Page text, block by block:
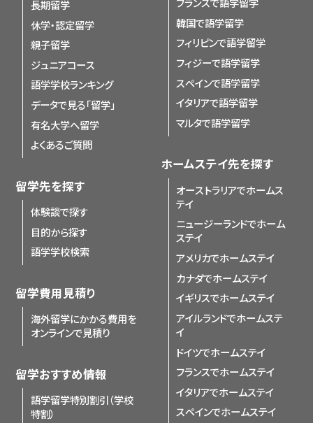
長期留学
休学・認定留学
親子留学
ジュニアコース
語学学校ランキング
データで見る「留学」
有名大学へ留学
よくあるご質問
留学先を探す
体験談で探す
目的から探す
語学学校検索
留学費用見積り
海外留学にかかる費用を
オンラインで見積り
留学おすすめ情報
語学留学特別割引（学校
特割）
韓国で語学留学
フィリピンで語学留学
フィジーで語学留学
スペインで語学留学
イタリアで語学留学
マルタで語学留学
ホームステイ先を探す
オーストラリアでホームス
テイ
ニュージーランドでホーム
ステイ
アメリカでホームステイ
カナダでホームステイ
イギリスでホームステイ
アイルランドでホームステ
イ
ドイツでホームステイ
フランスでホームステイ
イタリアでホームステイ
スペインでホームステイ